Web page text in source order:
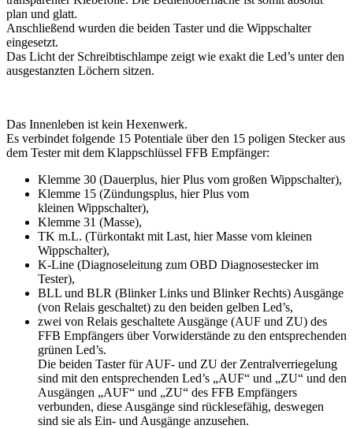
plan und glatt.
Anschließend wurden die beiden Taster und die Wippschalter
eingesetzt.
Das Licht der Schreibtischlampe zeigt wie exakt die Led’s unter den
ausgestanzten Löchern sitzen.
Das Innenleben ist kein Hexenwerk.
Es verbindet folgende 15 Potentiale über den 15 poligen Stecker aus
dem Tester mit dem Klappschlüssel FFB Empfänger:
Klemme 30 (Dauerplus, hier Plus vom großen Wippschalter),
Klemme 15 (Zündungsplus, hier Plus vom
kleinen Wippschalter),
Klemme 31 (Masse),
TK m.L. (Türkontakt mit Last, hier Masse vom kleinen
Wippschalter),
K-Line (Diagnoseleitung zum OBD Diagnosestecker im
Tester),
BLL und BLR (Blinker Links und Blinker Rechts) Ausgänge
(von Relais geschaltet) zu den beiden gelben Led’s,
zwei von Relais geschaltete Ausgänge (AUF und ZU) des
FFB Empfängers über Vorwiderstände zu den entsprechenden
grünen Led’s.
Die beiden Taster für AUF- und ZU der Zentralverriegelung
sind mit den entsprechenden Led’s „AUF“ und „ZU“ und den
Ausgängen „AUF“ und „ZU“ des FFB Empfängers
verbunden, diese Ausgänge sind rücklesefähig, deswegen
sind sie als Ein- und Ausgänge anzusehen.